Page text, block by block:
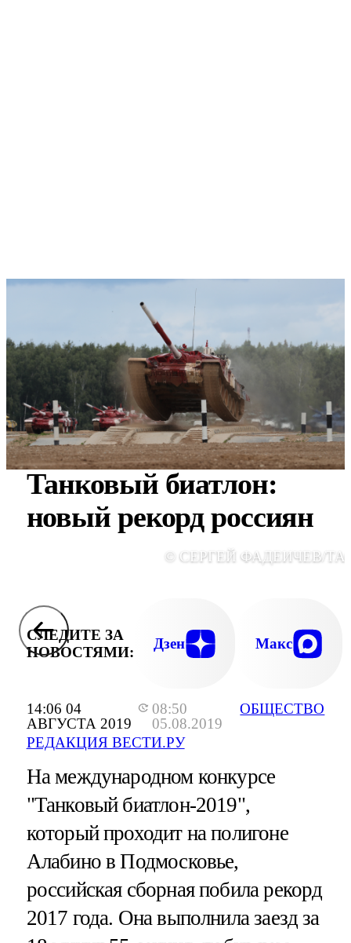
14:06 04
АВГУСТА 2019
08:50
05.08.2019
РЕДАКЦИЯ ВЕСТИ.РУ
ОБЩЕСТВО
Танковый биатлон:
новый рекорд россиян
© СЕРГЕЙ ФАДЕИЧЕВ/
СЛЕДИТЕ ЗА
НОВОСТЯМИ:
Дзен Макс
На международном конкурсе
"Танковый биатлон-2019",
который проходит на полигоне
Алабино в Подмосковье,
российская сборная побила рекорд
2017 года. Она выполнила заезд за